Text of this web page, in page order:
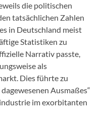
die politischen
tatsächlichen Zahlen
in Deutschland meist
Statistiken zu
Narrativ passte,
als
Dies führte zu
Ausmaßes“
im exorbitanten